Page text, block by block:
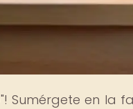
"! Sumérgete en la